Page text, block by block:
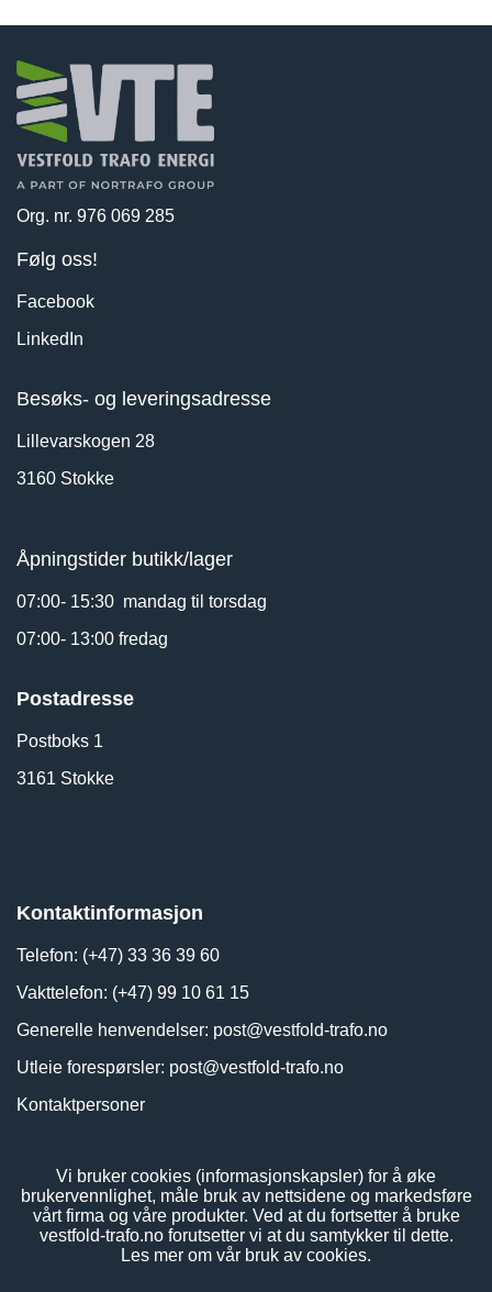
Org. nr. 976 069 285
Følg oss!
Facebook
LinkedIn
Besøks- og leveringsadresse
Lillevarskogen 28
3160 Stokke
Åpningstider butikk/lager
07:00- 15:30 mandag til torsdag
07:00- 13:00 fredag
Postadresse
Postboks 1
3161 Stokke
Kontaktinformasjon
Telefon: (+47) 33 36 39 60
Vakttelefon: (+47) 99 10 61 15
Generelle henvendelser: post@vestfold-trafo.no
Utleie forespørsler: post@vestfold-trafo.no
Kontaktpersoner
Vi bruker cookies (informasjonskapsler) for å øke
brukervennlighet, måle bruk av nettsidene og markedsføre
vårt firma og våre produkter. Ved at du fortsetter å bruke
vestfold-trafo.no forutsetter vi at du samtykker til dette.
Les mer om vår bruk av cookies.